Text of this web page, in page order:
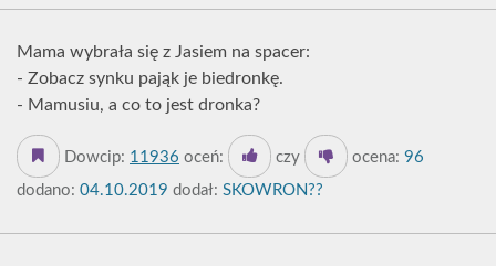
Mama wybrała się z Jasiem na spacer:
- Zobacz synku pająk je biedronkę.
- Mamusiu, a co to jest dronka?
Dowcip: 11936 oceń: czy ocena: 96
dodano: 04.10.2019 dodał: SKOWRON??